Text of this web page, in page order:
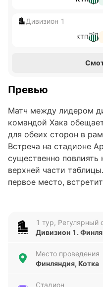
Дивизион 1
КТП
Превью
Матч между лидером
командой Хака
для обеих сторон в
Встреча на стадионе
существенно повлиять
верхней части
первое место,
Анализ формы
побед подряд, забив 7
эффективности как в
1 тур, Регулярный
Дивизион 1.
Место проведения
Финляндия, Котка
Стадион